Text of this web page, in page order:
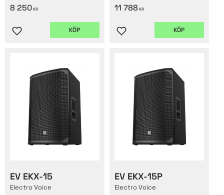
8 250 KR
Lägg till i favoriter
KÖP
11 788 KR
Lägg till i favoriter
KÖP
EV EKX-15
Electro Voice
EV EKX-15P
Electro Voice